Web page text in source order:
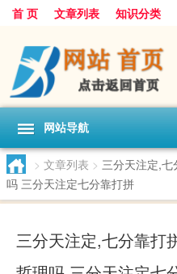
首 页 文章列表 知识分类
网站导航
> 文章列表 > 三分天注定,
吗 三分天注定七分靠打拼
三分天注定,七分靠打